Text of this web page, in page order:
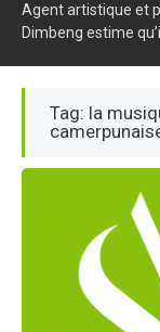
Agent artistique et
Dimbeng estime
Tag: la